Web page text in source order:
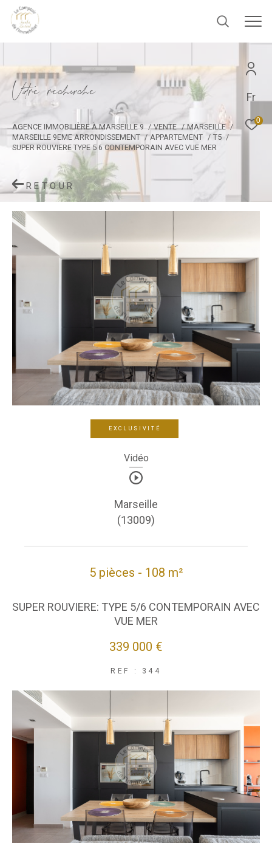
Fr
0
Vore recece
AGENCE IMMOBILIÈRE À MARSEILLE 9 VENTE
MARSEILLE
MARSEILLE 9EME ARRONDISSEMENT
APPARTEMENT
T5
SUPER ROUVIERE TYPE 5 6 CONTEMPORAIN AVEC VUE MER
RETOUR
EXCLUSIVITÉ
Vidéo
Marseille
(13009)
5 pièces - 108 m²
SUPER ROUVIERE: TYPE 5/6 CONTEMPORAIN AVEC
VUE MER
339 000 €
REF : 344